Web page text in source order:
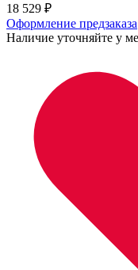
18 529 ₽
Оформление предзаказа
Наличие уточняйте у